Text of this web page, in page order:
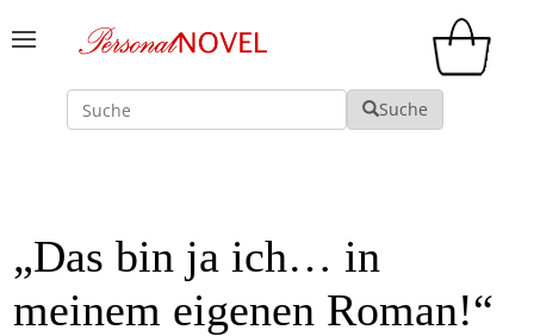
Suche Suche
„Das bin ja ich… in
meinem eigenen Roman!“